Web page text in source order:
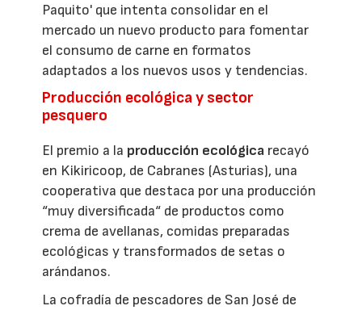
Paquito' que intenta consolidar en el
mercado un nuevo producto para fomentar
el consumo de carne en formatos
adaptados a los nuevos usos y tendencias.
Producción ecológica y sector
pesquero
El premio a la producción ecológica recayó
en Kikiricoop, de Cabranes (Asturias), una
cooperativa que destaca por una producción
“muy diversificada“ de productos como
crema de avellanas, comidas preparadas
ecológicas y transformados de setas o
arándanos.
La cofradía de pescadores de San José de